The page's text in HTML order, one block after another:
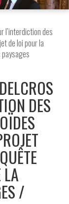
l’interdiction des
de loi pour la
DES